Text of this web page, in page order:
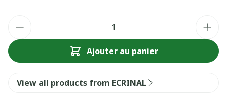
Ajouter au panier
View all products from ECRINAL